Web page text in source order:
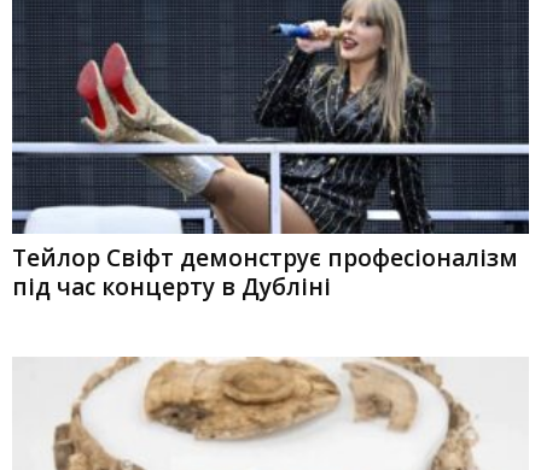
Тейлор Свіфт демонструє професіоналізм
під час концерту в Дубліні